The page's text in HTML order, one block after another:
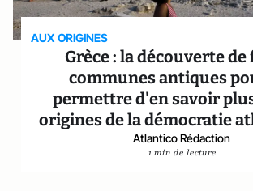
AUX ORIGINES
Grèce : la découverte de
communes antiques
permettre d'en savoir
origines de la démocratie
Atlantico Rédaction
1 min de lecture